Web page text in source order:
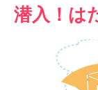
潜入！は